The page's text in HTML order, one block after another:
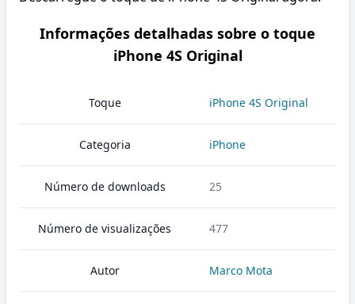
Informações detalhadas sobre o toque
iPhone 4S Original
Toque iPhone 4S Original
Categoria iPhone
Número de downloads 25
Número de visualizações 477
Autor Marco Mota